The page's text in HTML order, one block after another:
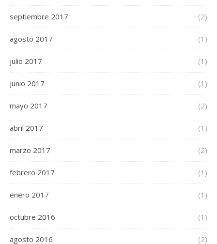
septiembre 2017 (2)
agosto 2017 (1)
julio 2017 (1)
junio 2017 (1)
mayo 2017 (2)
abril 2017 (1)
marzo 2017 (2)
febrero 2017 (1)
enero 2017 (1)
octubre 2016 (1)
agosto 2016 (2)